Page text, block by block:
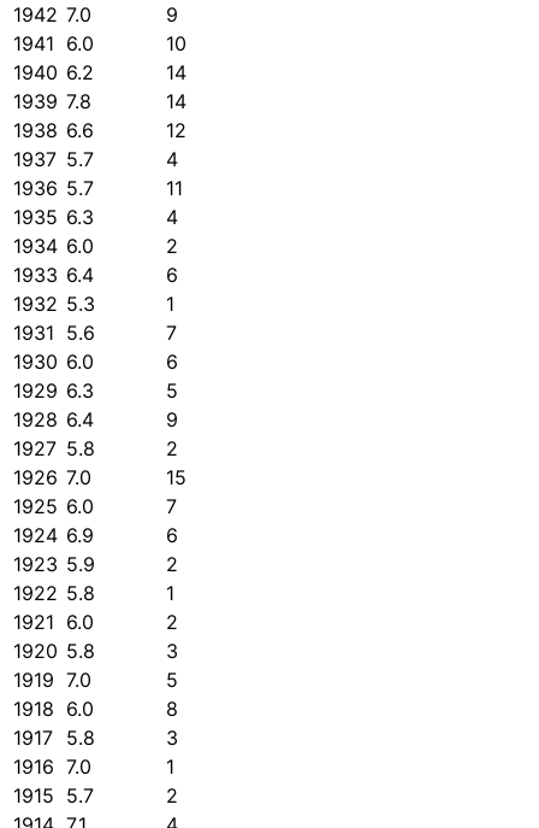
1942 7.0
9
1941 6.0
10
1940 6.2
14
1939 7.8
14
1938 6.6
12
1937 5.7
4
1936 5.7
11
1935 6.3
4
1934 6.0
2
1933 6.4
6
1932 5.3
1
1931 5.6
7
1930 6.0
6
1929 6.3
5
1928 6.4
9
1927 5.8
2
1926 7.0
15
1925 6.0
7
1924 6.9
6
1923 5.9
2
1922 5.8
1
1921 6.0
2
1920 5.8
3
1919 7.0
5
1918 6.0
8
1917 5.8
3
1916 7.0
1
1915 5.7
2